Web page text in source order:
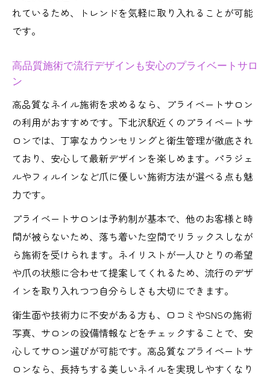
れているため、トレンドを気軽に取り入れることが可能
です。
高品質施術で流行デザインも安心のプライベートサロ
ン
高品質なネイル施術を求めるなら、プライベートサロン
の利用がおすすめです。下北沢駅近くのプライベートサ
ロンでは、丁寧なカウンセリングと衛生管理が徹底され
ており、安心して最新デザインを楽しめます。パラジェ
ルやフィルインなど爪に優しい施術方法が選べる点も魅
力です。
プライベートサロンは予約制が基本で、他のお客様と時
間が被らないため、落ち着いた空間でリラックスしなが
ら施術を受けられます。ネイリストが一人ひとりの希望
や爪の状態に合わせて提案してくれるため、流行のデザ
インを取り入れつつ自分らしさも大切にできます。
衛生面や技術力に不安がある方も、口コミやSNSの施術
写真、サロンの設備情報などをチェックすることで、安
心してサロン選びが可能です。高品質なプライベートサ
ロンなら、長持ちする美しいネイルを実現しやすくなり